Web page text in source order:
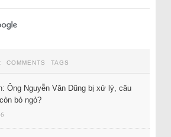
COMMENTS TAGS
Ông Nguyễn Văn Dũng bị xử lý, câu
bỏ ngỏ?